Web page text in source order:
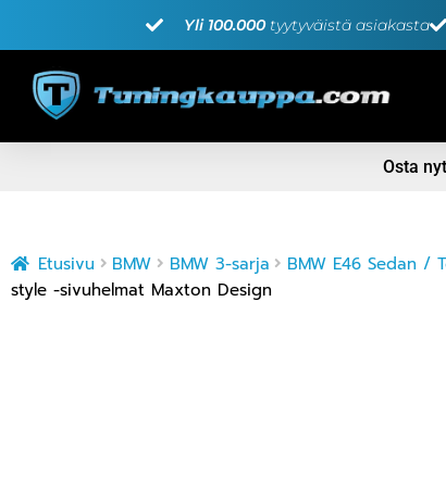
Yli 100.000 tyytyväistä asiakasta
Osta
Etusivu BMW BMW 3-sarja BMW E46 Sedan /
style -sivuhelmat Maxton Design